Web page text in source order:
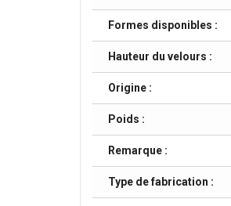
Formes disponibles :
Hauteur du velours :
Origine :
Poids :
Remarque :
Type de fabrication :